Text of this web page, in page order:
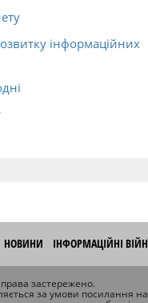
інформаційних
НОВИНИ ІНФОРМАЦІЙНІ
застережено.
за умови посилання